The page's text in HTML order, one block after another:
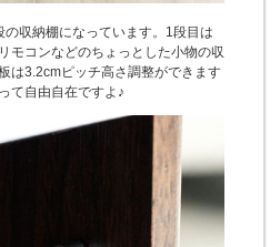
収納棚になっています。1段目は
モコンなどのちょっとした小物の収
は3.2cmピッチ高さ調整ができます
て自由自在ですよ♪